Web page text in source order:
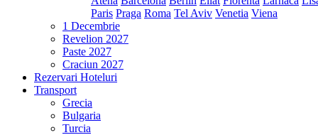
Paris Praga Roma Tel Aviv Venetia Viena
1 Decembrie
Revelion 2027
Paste 2027
Craciun 2027
Rezervari Hoteluri
Transport
Grecia
Bulgaria
Turcia